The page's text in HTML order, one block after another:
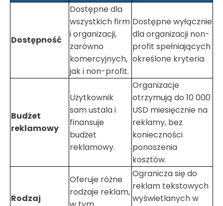
Dostępność
Dostępne dla
wszystkich firm
i organizacji,
zarówno
komercyjnych,
jak i non-profit.
Dostępne wyłącznie
dla organizacji non-
profit spełniających
określone kryteria.
Budżet
reklamowy
Użytkownik
sam ustala i
finansuje
budżet
reklamowy.
Organizacje
otrzymują do 10 000
USD miesięcznie na
reklamy, bez
konieczności
ponoszenia
kosztów.
Rodzaj
Oferuje różne
rodzaje reklam,
Ogranicza się do
reklam tekstowych
wyświetlanych w